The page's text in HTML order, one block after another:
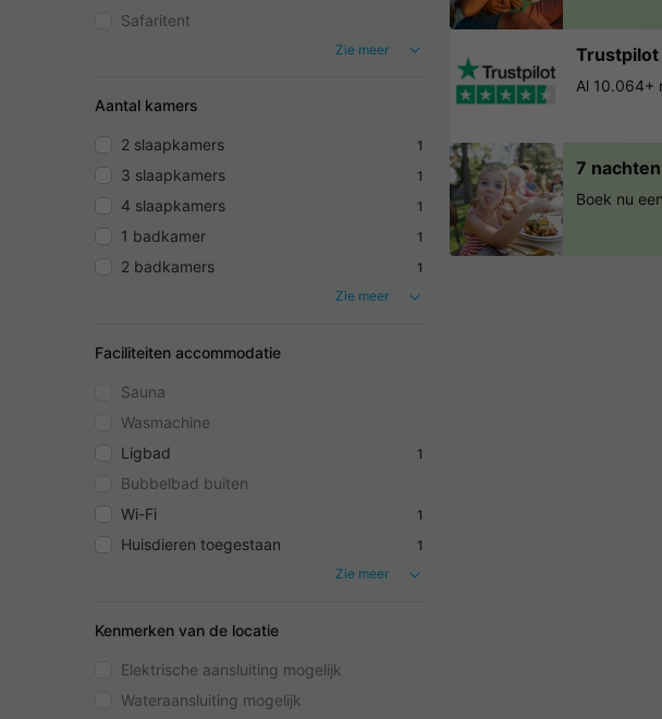
Safaritent
Zie meer
Aantal kamers
2 slaapkamers 1
3 slaapkamers 1
4 slaapkamers 1
1 badkamer 1
2 badkamers
1
Zie meer
Faciliteiten accommodatie
Sauna
Wasmachine
Ligbad
1
Bubbelbad buiten
Wi-Fi
1
Huisdieren toegestaan
1
Zie meer
Kenmerken van de locatie
Elektrische aansluiting mogelijk
Wateraansluiting mogelijk
Al 10.064+
7
Boek nu